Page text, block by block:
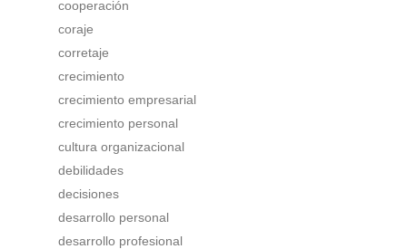
cooperación
coraje
corretaje
crecimiento
crecimiento empresarial
crecimiento personal
cultura organizacional
debilidades
decisiones
desarrollo personal
desarrollo profesional